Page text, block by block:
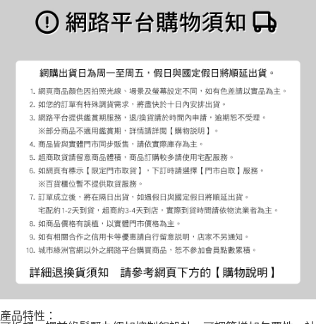
產品特性：